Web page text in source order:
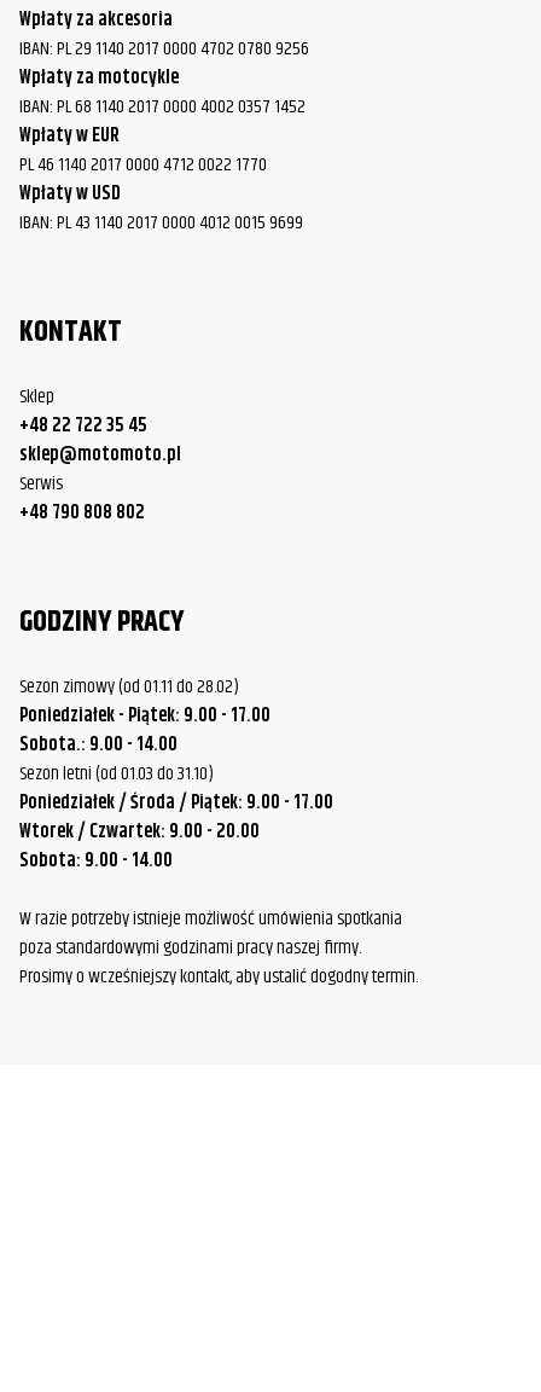
Wpłaty za akcesoria
IBAN: PL 29 1140 2017 0000 4702 0780 9256
Wpłaty za motocykle
IBAN: PL 68 1140 2017 0000 4002 0357 1452
Wpłaty w EUR
PL 46 1140 2017 0000 4712 0022 1770
Wpłaty w USD
IBAN: PL 43 1140 2017 0000 4012 0015 9699
KONTAKT
Sklep
+48 22 722 35 45
sklep@motomoto.pl
Serwis
+48 790 808 802
GODZINY PRACY
Sezon zimowy (od 01.11 do 28.02)
Poniedziałek - Piątek: 9.00 - 17.00
Sobota.: 9.00 - 14.00
Sezon letni (od 01.03 do 31.10)
Poniedziałek / Środa / Piątek: 9.00 - 17.00
Wtorek / Czwartek: 9.00 - 20.00
Sobota: 9.00 - 14.00
W razie potrzeby istnieje możliwość umówienia spotkania
poza standardowymi godzinami pracy naszej firmy.
Prosimy o wcześniejszy kontakt, aby ustalić dogodny termin.